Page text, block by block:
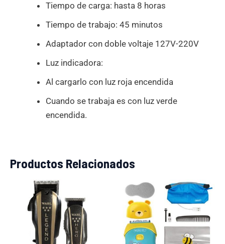
Tiempo de carga: hasta 8 horas
Tiempo de trabajo: 45 minutos
Adaptador con doble voltaje 127V-220V
Luz indicadora:
Al cargarlo con luz roja encendida
Cuando se trabaja es con luz verde
encendida.
Productos Relacionados
El
precio
original
era:
S/799.00.
El
precio
original
era:
S/399.00.
El
precio
actual
es:
S/